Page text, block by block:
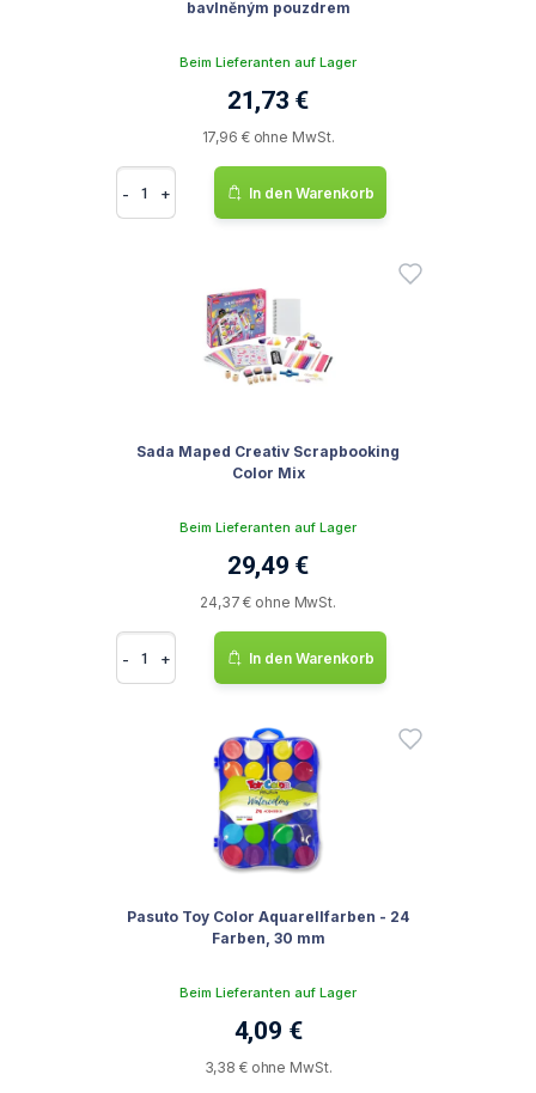
bavlněným pouzdrem
Beim Lieferanten auf Lager
21,73 €
17,96 € ohne MwSt.
- + In den Warenkorb
Sada Maped Creativ Scrapbooking
Color Mix
Beim Lieferanten auf Lager
29,49 €
24,37 € ohne MwSt.
- + In den Warenkorb
Pasuto Toy Color Aquarellfarben - 24
Farben, 30 mm
Beim Lieferanten auf Lager
4,09 €
3,38 € ohne MwSt.